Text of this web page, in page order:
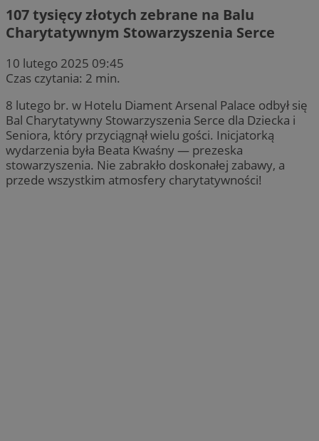
107 tysięcy złotych zebrane na Balu
Charytatywnym Stowarzyszenia Serce
10 lutego 2025 09:45
Czas czytania: 2 min.
8 lutego br. w Hotelu Diament Arsenal Palace odbył się
Bal Charytatywny Stowarzyszenia Serce dla Dziecka i
Seniora, który przyciągnął wielu gości. Inicjatorką
wydarzenia była Beata Kwaśny — prezeska
stowarzyszenia. Nie zabrakło doskonałej zabawy, a
przede wszystkim atmosfery charytatywności!